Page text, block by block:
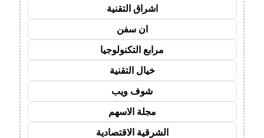
اشراق التقنية
ان سفن
مرابع التكنولوجيا
خيال التقنية
شوف ويب
مجلة الاسهم
الشرقية الاقتصادية